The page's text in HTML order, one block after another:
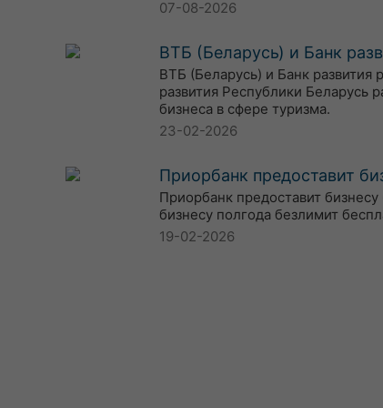
07-08-2026
ВТБ (Беларусь) и Банк
ВТБ (Беларусь) и Банк
развития Республики Беларусь
бизнеса в сфере туризма.
23-02-2026
Приорбанк предоставит
Приорбанк предоставит
бизнесу полгода безлимит
19-02-2026